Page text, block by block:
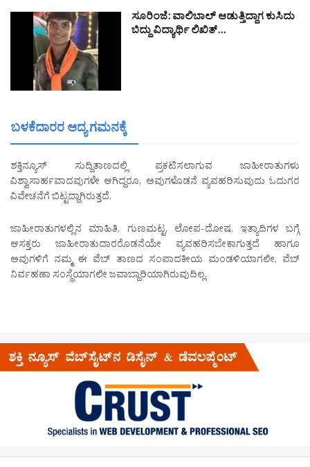
ಸೂರಿಂಜೆ: ವಾಲಿಬಾಲ್ ಆಡುತ್ತಿದ್ದಾಗ ಕುಸಿದು
ಬಿದ್ದು ವಿದ್ಯಾರ್ಥಿ ಲಿಖಿತ್…
ಬಳಕೆದಾರರ ಆದ್ಯ ಗಮನಕ್ಕೆ
ಶಕ್ತಿನ್ಯೂಸ್ ಸುದ್ದಿತಾಣದಲ್ಲಿ ಪ್ರಕಟಿಸಲಾಗುವ ಜಾಹೀರಾತುಗಳು
ವಿಶ್ವಾಸಾರ್ಹವಾದವುಗಳೇ ಆಗಿದ್ದರೂ, ಅವುಗಳೊಡನೆ ವ್ಯವಹರಿಸುವುದು ಓದುಗರ
ವಿವೇಚನೆಗೆ ಬಿಟ್ಟದ್ದಾಗಿರುತ್ತದೆ.
ಜಾಹೀರಾತುಗಳಲ್ಲಿನ ಮಾಹಿತಿ, ಗುಣಮಟ್ಟ, ಲೋಪ-ದೋಷ, ಇತ್ಯಾದಿಗಳ ಬಗ್ಗೆ
ಆಸಕ್ತರು ಜಾಹೀರಾತುದಾರರೊಡನೆಯೇ ವ್ಯವಹರಿಸಬೇಕಾಗುತ್ತದೆ ಹಾಗೂ
ಅವುಗಳಿಗೆ ನಮ್ಮ ಈ ವೆಬ್ ತಾಣದ ಸಂಪಾದಕೀಯ ಮಂಡಳಿಯಾಗಲೀ, ವೆಬ್
ನಿರ್ವಹಣಾ ಸಂಸ್ಥೆಯಾಗಲೀ ಜವಾಬ್ದಾರಿಯಾಗಿರುವುದಿಲ್ಲ.